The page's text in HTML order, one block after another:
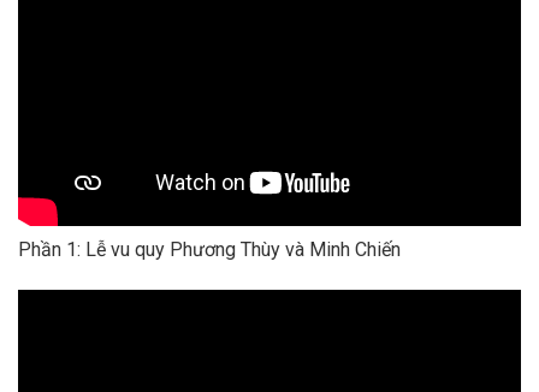
Phần 1: Lễ vu quy Phương Thùy và Minh Chiến